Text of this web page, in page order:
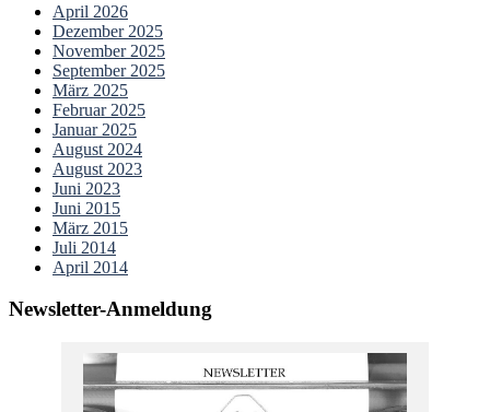
April 2026
Dezember 2025
November 2025
September 2025
März 2025
Februar 2025
Januar 2025
August 2024
August 2023
Juni 2023
Juni 2015
März 2015
Juli 2014
April 2014
Newsletter-Anmeldung